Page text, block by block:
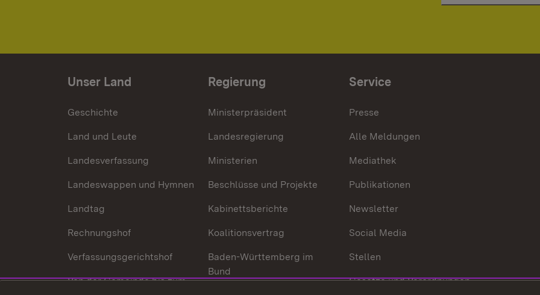
Unser Land
Geschichte
Land und Leute
Landesverfassung
Landeswappen und Hymnen
Landtag
Rechnungshof
Verfassungsgerichtshof
Von der Gemeinde bis zum
Regierung
Ministerpräsident
Landesregierung
Ministerien
Beschlüsse und Projekte
Kabinettsberichte
Koalitionsvertrag
Baden-Württemberg im
Bund
Service
Presse
Alle Meldungen
Mediathek
Publikationen
Newsletter
Social Media
Stellen
Gesetze und Verordnungen